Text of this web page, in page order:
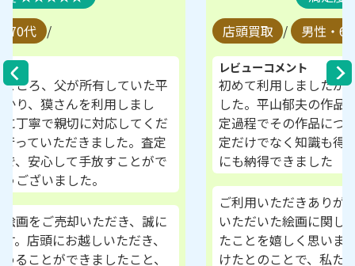
店頭買取
初めて利用しましたが、担当の方が非常に親切で
した。平山郁夫の作品を持ち込んだのですが、査
定過程でその作品についても教えていただき、査
定だけでなく知識も得られて大満足です。査定額
にも納得できました
ご利用いただきありがとうございました。お持ち
いただいた絵画に関して、当店の知識を共有でき
たことを嬉しく思います。査定額にご満足いただ
けたとのことで、私たちも大変光栄です。今後と